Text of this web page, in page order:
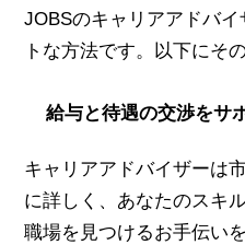
JOBSのキャリアアドバ
トな方法です。以下にそ
給与と待遇の交渉をサ
キャリアアドバイザーは
に詳しく、あなたのスキ
職場を見つけるお手伝い